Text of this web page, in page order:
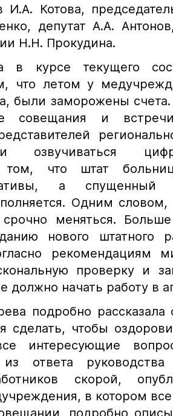
И.А. Котова,
депутат А.А.
Н.Н. Прокудина.
в курсе текущего
что летом у
были заморожены
совещания и
озвучиваться
том, что штат
а спущенный
Одним
меняться.
нового штатного
рекомендациям
проверку и
начать работу в
подробно
сделать, чтобы
интересующие
ответа
скорой,
в котором
подробно